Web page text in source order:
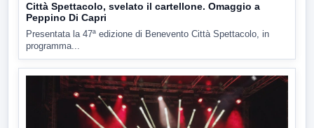
Città Spettacolo, svelato il cartellone. Omaggio a
Peppino Di Capri
Presentata la 47ª edizione di Benevento Città Spettacolo, in
programma...